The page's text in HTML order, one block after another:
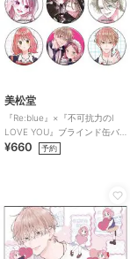
美松堂
『Re:blue』×『不可抗力のI
LOVE YOU』ブラインド缶バ
ッジ（全6種）
¥660 予約